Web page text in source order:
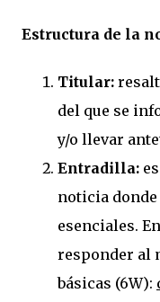
Estructura de la
Titular:
del que se
y/o llevar
Entradilla:
noticia
esenciales.
responder al
básicas (6W):